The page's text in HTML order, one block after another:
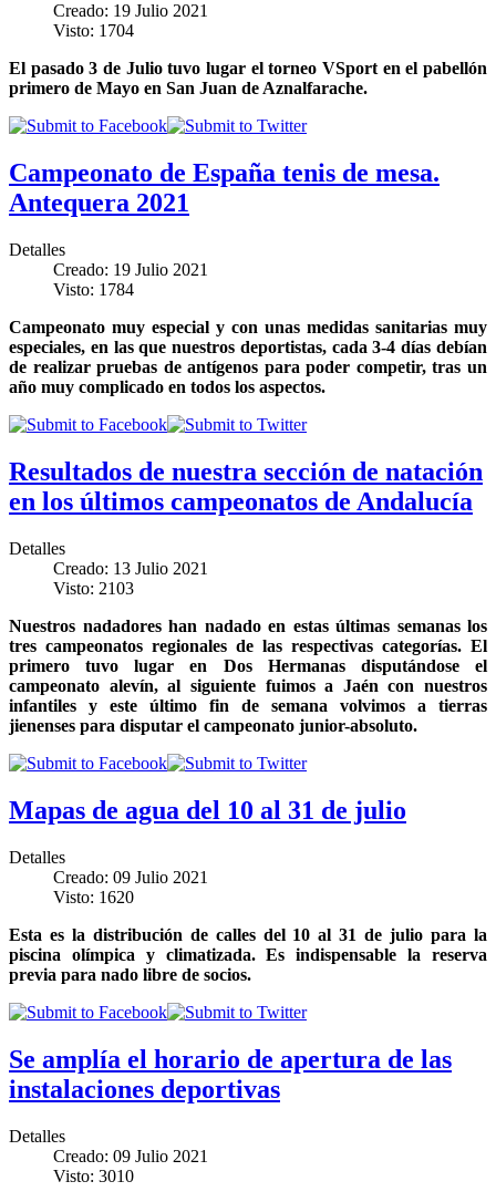
Creado: 19 Julio 2021
Visto: 1704
El pasado 3 de Julio tuvo lugar el torneo VSport en el pabellón
primero de Mayo en San Juan de Aznalfarache.
Campeonato de España tenis de mesa.
Antequera 2021
Detalles
Creado: 19 Julio 2021
Visto: 1784
Campeonato muy especial y con unas medidas sanitarias muy
especiales, en las que nuestros deportistas, cada 3-4 días debían
de realizar pruebas de antígenos para poder competir, tras un
año muy complicado en todos los aspectos.
Resultados de nuestra sección de natación
en los últimos campeonatos de Andalucía
Detalles
Creado: 13 Julio 2021
Visto: 2103
Nuestros nadadores han nadado en estas últimas semanas los
tres campeonatos regionales de las respectivas categorías. El
primero tuvo lugar en Dos Hermanas disputándose el
campeonato alevín, al siguiente fuimos a Jaén con nuestros
infantiles y este último fin de semana volvimos a tierras
jienenses para disputar el campeonato junior-absoluto.
Mapas de agua del 10 al 31 de julio
Detalles
Creado: 09 Julio 2021
Visto: 1620
Esta es la distribución de calles del 10 al 31 de julio para la
piscina olímpica y climatizada. Es indispensable la reserva
previa para nado libre de socios.
Se amplía el horario de apertura de las
instalaciones deportivas
Detalles
Creado: 09 Julio 2021
Visto: 3010